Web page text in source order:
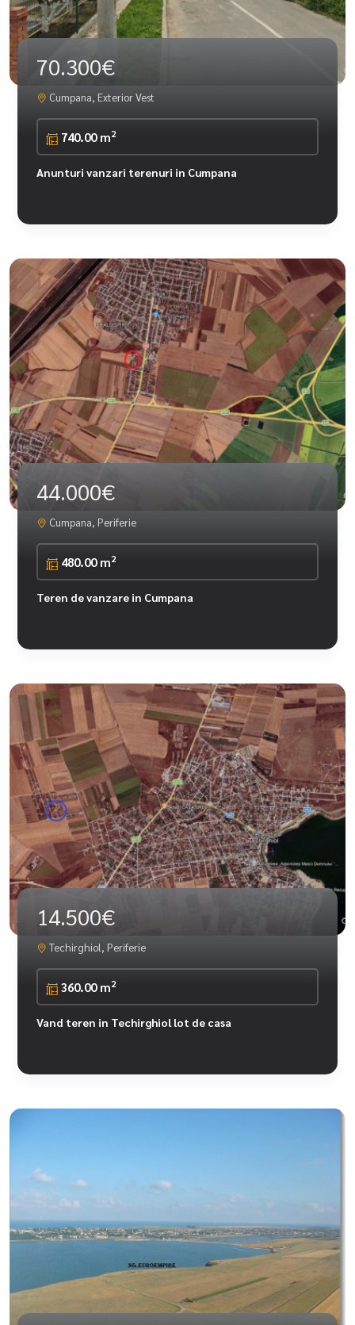
70.300€
Cumpana, Exterior Vest
740.00 m2
Anunturi vanzari terenuri in Cumpana
44.000€
Cumpana, Periferie
480.00 m2
Teren de vanzare in Cumpana
14.500€
Techirghiol, Periferie
360.00 m2
Vand teren in Techirghiol lot de casa